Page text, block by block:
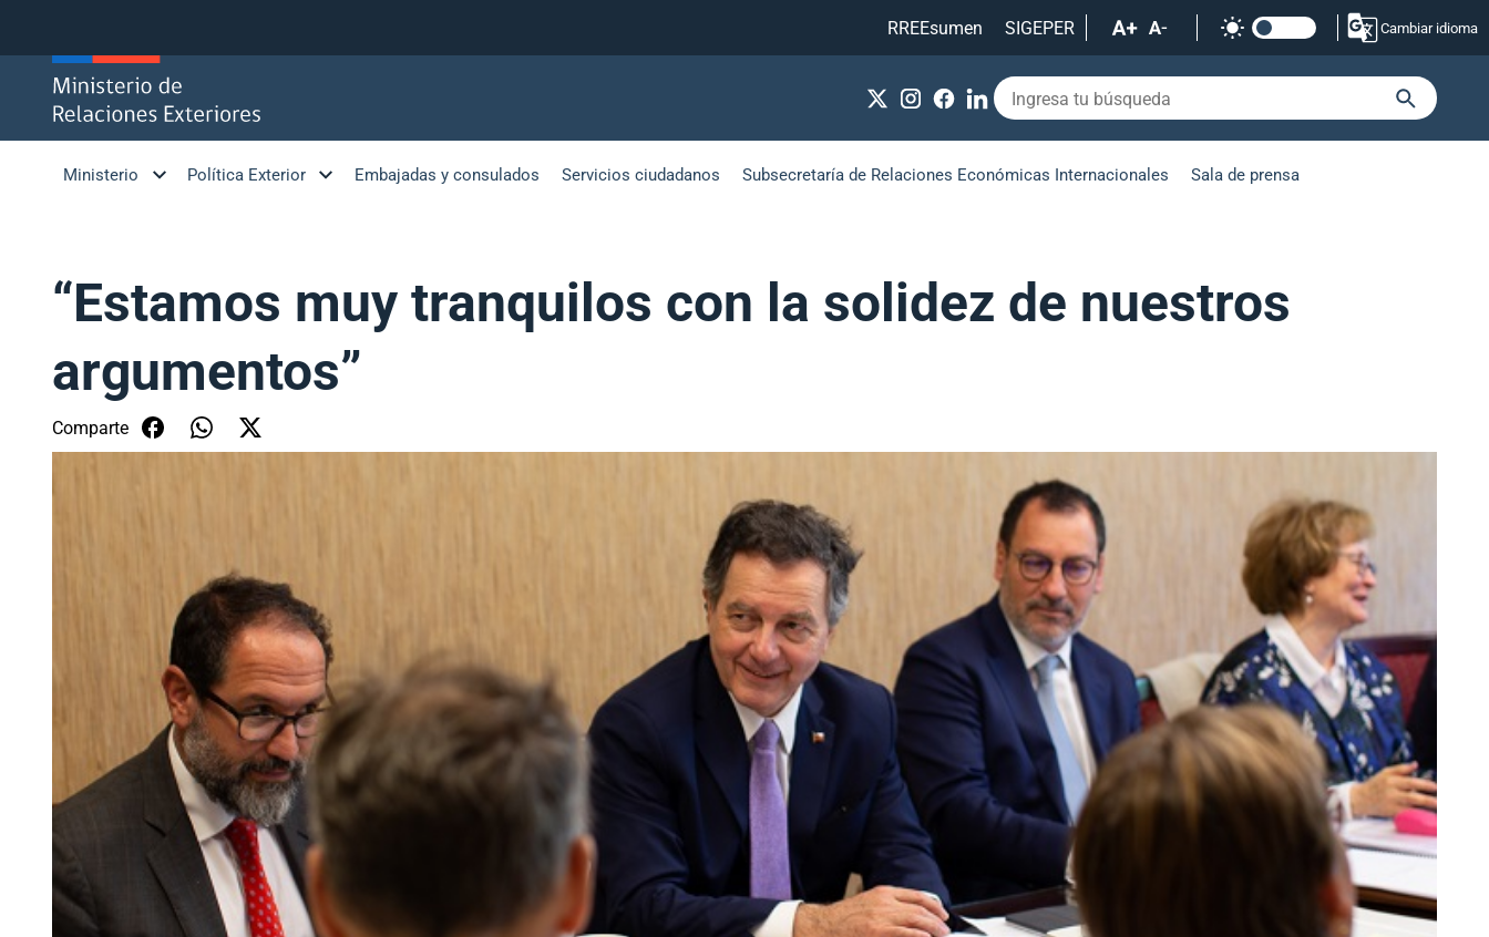
RREEsumen
SIGEPER Cambiar idioma
Ministerio Política Exterior Embajadas y consulados Servicios ciudadanos Subsecretaría de Relaciones Económicas Internacionales Sala de prensa
“Estamos muy tranquilos con la solidez de nuestros
argumentos”
Comparte